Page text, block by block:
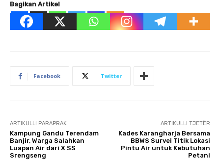
Bagikan Artikel
Facebook Twitter
ARTIKULLI PARAPRAK
Kampung Gandu Terendam
Banjir, Warga Salahkan
Luapan Air dari X SS
Srengseng
ARTIKULLI TJETËR
Kades Karangharja Bersama
BBWS Survei Titik Lokasi
Pintu Air untuk Kebutuhan
Petani